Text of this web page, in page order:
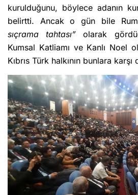
kurulduğunu, böylece adanın
belirtti. Ancak o gün bile
sıçrama tahtası” olarak
Kumsal Katliamı ve Kanlı Noel
Kıbrıs Türk halkının bunlara